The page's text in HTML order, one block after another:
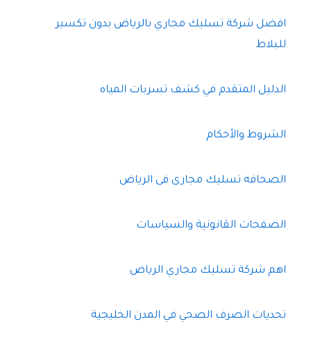
افضل شركة تسليك مجاري بالرياض بدون تكسير
للبلاط
الدليل المتقدم في كشف تسربات المياه
الشروط والأحكام
الصحافه تسليك مجارى فى الرياض
الصفحات القانونية والسياسات
اهم شركة تسليك مجاري الرياض
تحديات الصرف الصحي في المدن الخليجية